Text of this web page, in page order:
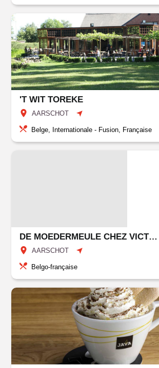
'T WIT TOREKE
AARSCHOT
Belge, Internationale - Fusion, Française
DE MOEDERMEULE CHEZ VICTOR
AARSCHOT
Belgo-française